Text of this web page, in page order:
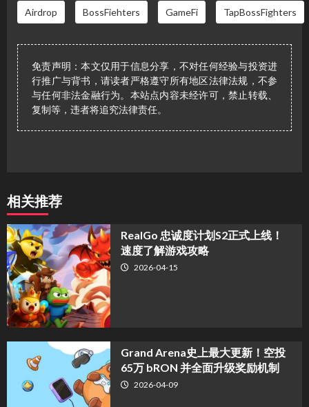
Airdrop BossFiehters GameFi TapBossFighters
免责声明：本文仅用于信息分享，不对任何经验与投资进
行推广与背书，请读者严格遵守所有地区法律法规，不参
与任何非法金融行为。本站点内容未经许可，禁止转载、
复制等，违者将追究法律责任。
相关推荐
​RealGo 忠诚度计划S2正式上线！
速度了解游戏攻略
2026-04-15
Grand Arena史上最大更新！空投
65万 bRON 并全面升级奖励机制
2026-04-09